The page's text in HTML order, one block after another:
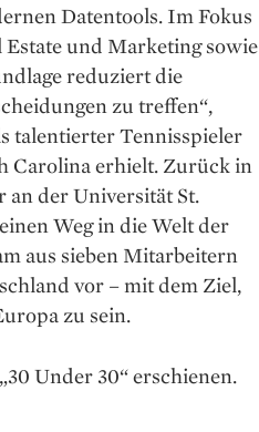
Datentools. Im Fokus
Estate und Marketing sowie
reduziert die
zu treffen“,
talentierter Tennisspieler
Carolina erhielt. Zurück in
an der Universität St.
Weg in die Welt der
aus sieben Mitarbeitern
vor – mit dem Ziel,
zu sein.
„30 Under 30“ erschienen.